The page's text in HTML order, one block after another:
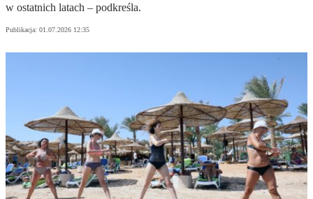
w ostatnich latach – podkreśla.
Publikacja: 01.07.2026 12:35